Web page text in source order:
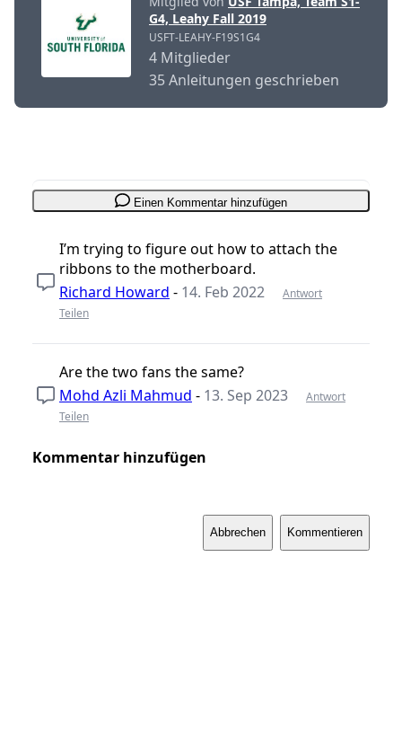
G4, Leahy Fall 2019
USFT-LEAHY-F19S1G4
4 Mitglieder
35 Anleitungen geschrieben
Einen Kommentar hinzufügen
I’m trying to figure out how to attach the
ribbons to the motherboard.
Richard Howard - 14. Feb 2022
Antwort
Teilen
Are the two fans the same?
Mohd Azli Mahmud - 13. Sep 2023
Antwort
Teilen
Kommentar hinzufügen
Abbrechen Kommentieren